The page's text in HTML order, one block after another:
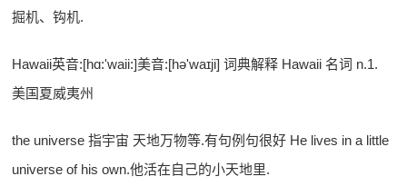
掘机、钩机.
Hawaii英音:[hɑ:'waii:]美音:[hə'waɪji] 词典解释 Hawaii 名词 n.1.
美国夏威夷州
the universe 指宇宙 天地万物等.有句例句很好 He lives in a little
universe of his own.他活在自己的小天地里.